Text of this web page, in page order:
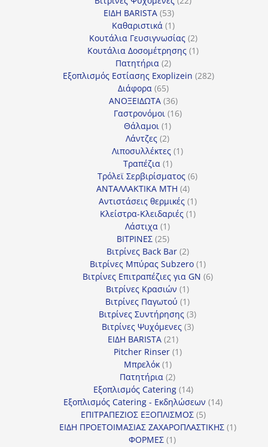
ΕΙΔΗ BARISTA 5353
προϊόντα
Καθαριστικά 11
προϊόν
Κουτάλια Γευσιγνωσίας 22
προϊόντα
Κουτάλια Δοσομέτρησης 11
Πατητήρια 22
προϊόντα
Εξοπλισμός Εστίασης Exoplizein 282282
Διάφορα 6565
προϊόντα
ΑΝΟΞΕΙΔΩΤΑ 3636
προϊόντα
Γαστρονόμοι 1616
Θάλαμοι 11
προϊόν
Λάντζες 22
προϊόντα
Λιποσυλλέκτες 11
Τραπέζια 11
προϊόν
Τρόλεϊ Σερβιρίσματος 66
ΑΝΤΑΛΛΑΚΤΙΚΑ MTH 44
προϊόντα
Αντιστάσεις θερμικές 11
προϊόν
Κλείστρα-Κλειδαριές 11
Λάστιχα 11
προϊόν
ΒΙΤΡΙΝΕΣ 2525
προϊόντα
Βιτρίνες Back Bar 22
προϊόντα
Βιτρίνες Mπύρας Subzero 11
προϊόν
Βιτρίνες Επιτραπέζιες για GN 66
Βιτρίνες Κρασιών 11
προϊόν
Βιτρίνες Παγωτού 11
προϊόν
Βιτρίνες Συντήρησης 33
προϊόντα
Βιτρίνες Ψυχόμενες 33
ΕΙΔΗ BARISTA 2121
προϊόντα
Pitcher Rinser 11
Μπρελόκ 11
προϊόν
Πατητήρια 22
προϊόντα
Εξοπλισμός Catering 1414
προϊόντα
Εξοπλισμός Catering - Εκδηλώσεων 1414
ΕΠΙΤΡΑΠΕΖΙΟΣ ΕΞΟΠΛΙΣΜΟΣ 55
προϊόντα
ΕΙΔΗ ΠΡΟΕΤΟΙΜΑΣΙΑΣ ΖΑΧΑΡΟΠΛΑΣΤΙΚΗΣ 11
ΦΟΡΜΕΣ 11